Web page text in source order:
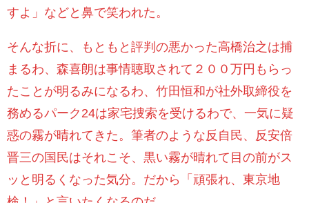
すよ」などと鼻で笑われた。
そんな折に、もともと評判の悪かった高橋治之は捕
まるわ、森喜朗は事情聴取されて２００万円もらっ
たことが明るみになるわ、竹田恒和が社外取締役を
務めるパーク 24は家宅捜索を受けるわで、一気に疑
惑の霧が晴れてきた。筆者のような反自民、反安倍
晋三の国民はそれこそ、黒い霧が晴れて目の前がス
ッと明るくなった気分。だから「頑張れ、東京地